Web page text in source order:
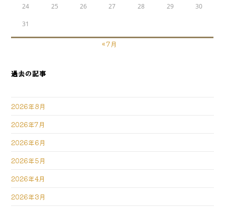
24 25 26 27 28 29 30
31
« 7月
過去の記事
2026年8月
2026年7月
2026年6月
2026年5月
2026年4月
2026年3月